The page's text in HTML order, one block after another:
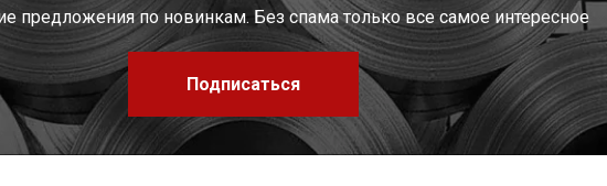
предложения по новинкам. Без спама только все самое интересное
Подписаться